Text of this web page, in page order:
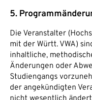
5.
Die Veranstalter
mit der Württ. VWA)
inhaltliche,
Änderungen oder
Studiengangs
der angekündigten